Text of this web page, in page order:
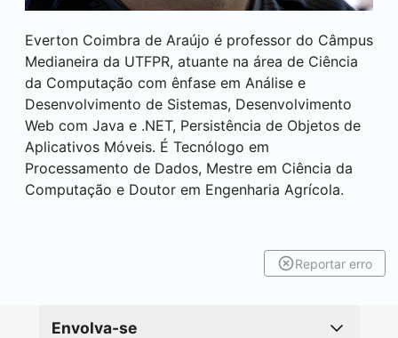
Everton Coimbra de Araújo é professor do Câmpus
Medianeira da UTFPR, atuante na área de Ciência
da Computação com ênfase em Análise e
Desenvolvimento de Sistemas, Desenvolvimento
Web com Java e .NET, Persistência de Objetos de
Aplicativos Móveis. É Tecnólogo em
Processamento de Dados, Mestre em Ciência da
Computação e Doutor em Engenharia Agrícola.
Reportar erro
Envolva-se